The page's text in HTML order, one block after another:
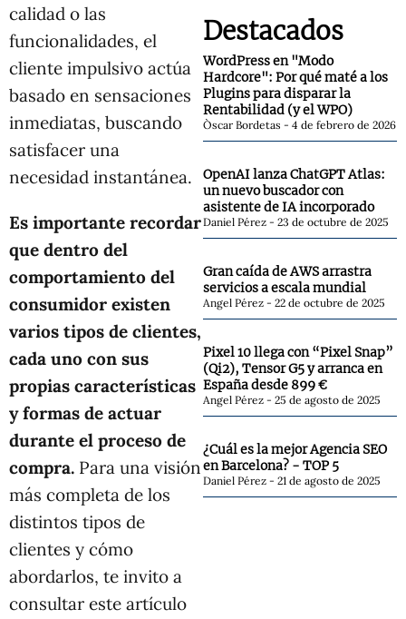
calidad o las
funcionalidades, el
cliente impulsivo actúa
basado en sensaciones
inmediatas, buscando
satisfacer una
necesidad instantánea.
Es importante recordar
que dentro del
comportamiento del
consumidor existen
varios tipos de clientes,
cada uno con sus
propias características
y formas de actuar
durante el proceso de
compra. Para una visión
más completa de los
distintos tipos de
clientes y cómo
abordarlos, te invito a
consultar este artículo
Destacados
WordPress en "Modo
Hardcore": Por qué maté a los
Plugins para disparar la
Rentabilidad (y el WPO)
Òscar Bordetas 4 de febrero de 2026
OpenAI lanza ChatGPT Atlas:
un nuevo buscador con
asistente de IA incorporado
Daniel Pérez 23 de octubre de 2025
Gran caída de AWS arrastra
servicios a escala mundial
Angel Pérez 22 de octubre de 2025
Pixel 10 llega con “Pixel Snap”
(Qi2), Tensor G5 y arranca en
España desde 899 €
Angel Pérez 25 de agosto de 2025
¿Cuál es la mejor Agencia SEO
en Barcelona? - TOP 5
Daniel Pérez 21 de agosto de 2025